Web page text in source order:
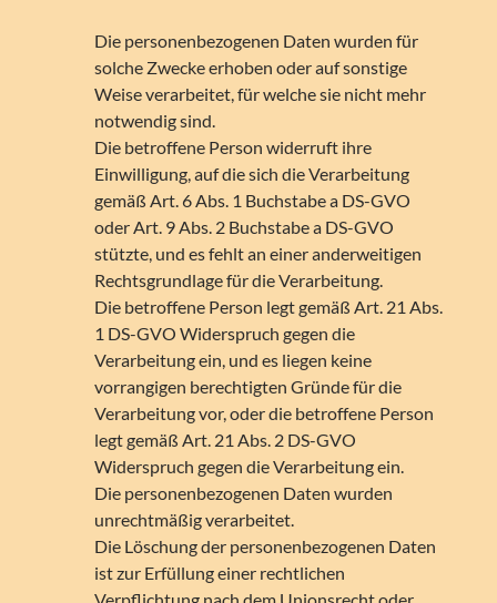
Die personenbezogenen Daten wurden für
solche Zwecke erhoben oder auf sonstige
Weise verarbeitet, für welche sie nicht mehr
notwendig sind.
Die betroffene Person widerruft ihre
Einwilligung, auf die sich die Verarbeitung
gemäß Art. 6 Abs. 1 Buchstabe a DS-GVO
oder Art. 9 Abs. 2 Buchstabe a DS-GVO
stützte, und es fehlt an einer anderweitigen
Rechtsgrundlage für die Verarbeitung.
Die betroffene Person legt gemäß Art. 21 Abs.
1 DS-GVO Widerspruch gegen die
Verarbeitung ein, und es liegen keine
vorrangigen berechtigten Gründe für die
Verarbeitung vor, oder die betroffene Person
legt gemäß Art. 21 Abs. 2 DS-GVO
Widerspruch gegen die Verarbeitung ein.
Die personenbezogenen Daten wurden
unrechtmäßig verarbeitet.
Die Löschung der personenbezogenen Daten
ist zur Erfüllung einer rechtlichen